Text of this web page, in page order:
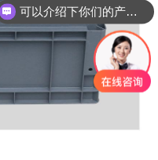
可以介绍下你们的产品么